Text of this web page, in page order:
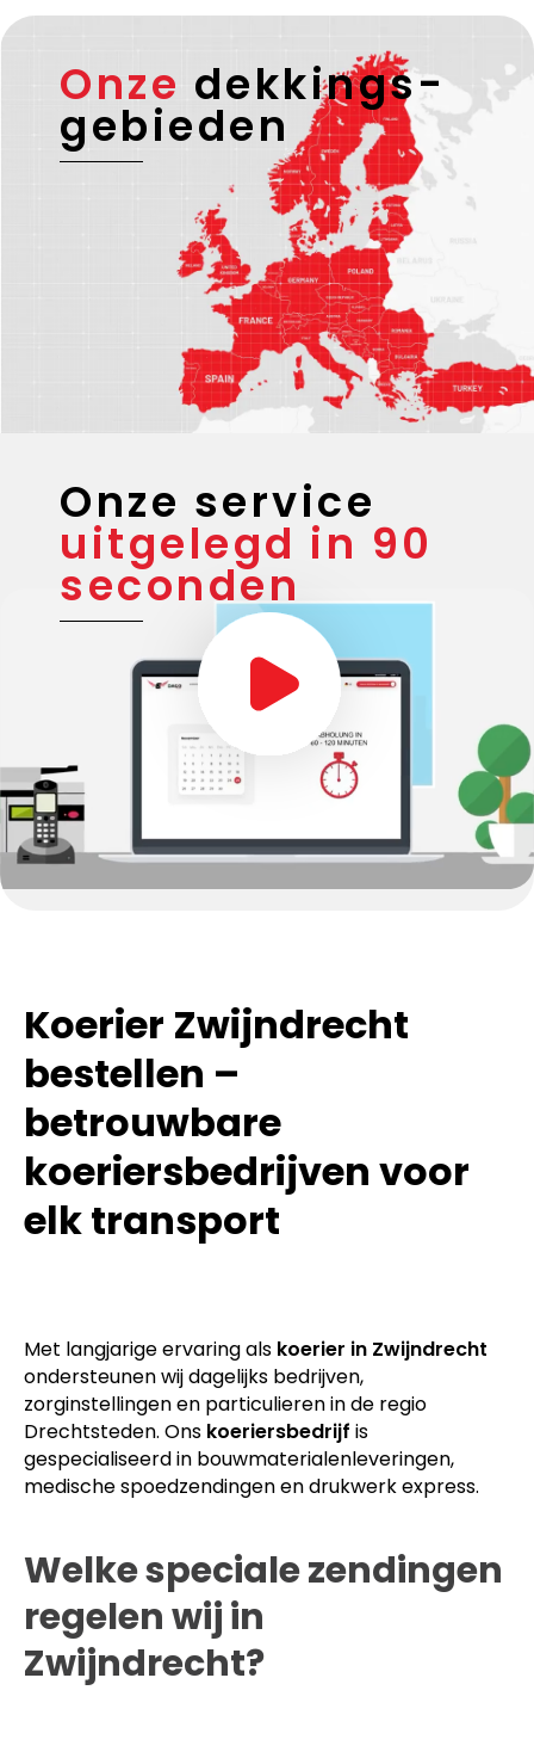
Onze dekkings-
gebieden
Onze service
uitgelegd in 90
seconden
Koerier Zwijndrecht
bestellen –
betrouwbare
koeriersbedrijven voor
elk transport
Met langjarige ervaring als koerier in Zwijndrecht
ondersteunen wij dagelijks bedrijven,
zorginstellingen en particulieren in de regio
Drechtsteden. Ons koeriersbedrijf is
gespecialiseerd in bouwmaterialenleveringen,
medische spoedzendingen en drukwerk express.
Welke speciale zendingen
regelen wij in
Zwijndrecht?